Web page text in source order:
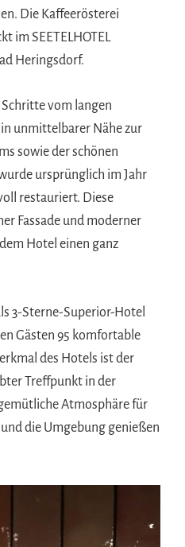
Die Kaffeerösterei
im SEETELHOTEL
Heringsdorf.
vom langen
unmittelbarer Nähe zur
sowie der schönen
ursprünglich im Jahr
restauriert. Diese
Fassade und moderner
Hotel einen ganz
3-Sterne-Superior-Hotel
Gästen 95 komfortable
des Hotels ist der
Treffpunkt in der
Atmosphäre für
die Umgebung genießen